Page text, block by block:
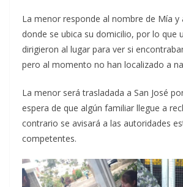
La menor responde al nombre de Mía y
donde se ubica su domicilio, por lo que
dirigieron al lugar para ver si
pero al momento no han localizado a
La menor será trasladada a San José
espera de que algún familiar llegue a
contrario se avisará a las autoridades
competentes.